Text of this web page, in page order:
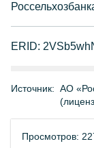
ERID:
Источник: АО
Просмотров: